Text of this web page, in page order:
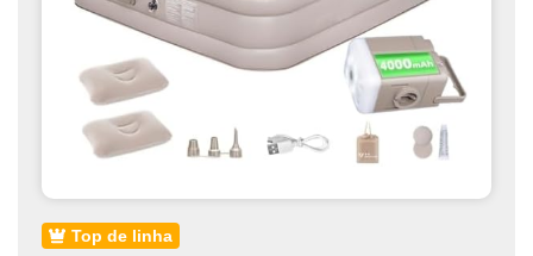
top de linha